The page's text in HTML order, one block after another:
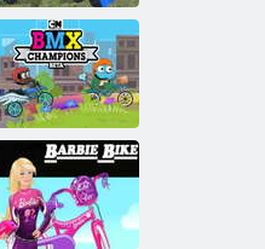
Animacinis
filmas vaikams
apie automobilių
griovimą
Cartoon
Network BMX
Champions beta
versija